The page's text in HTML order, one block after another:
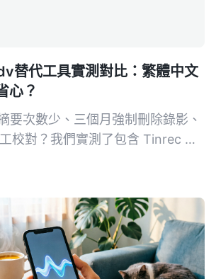
替代工具實測對比：繁體中文
心？
要次數少、三個月強制刪除錄影、
校對？我們實測了包含 Tinrec 在
記錄方案。